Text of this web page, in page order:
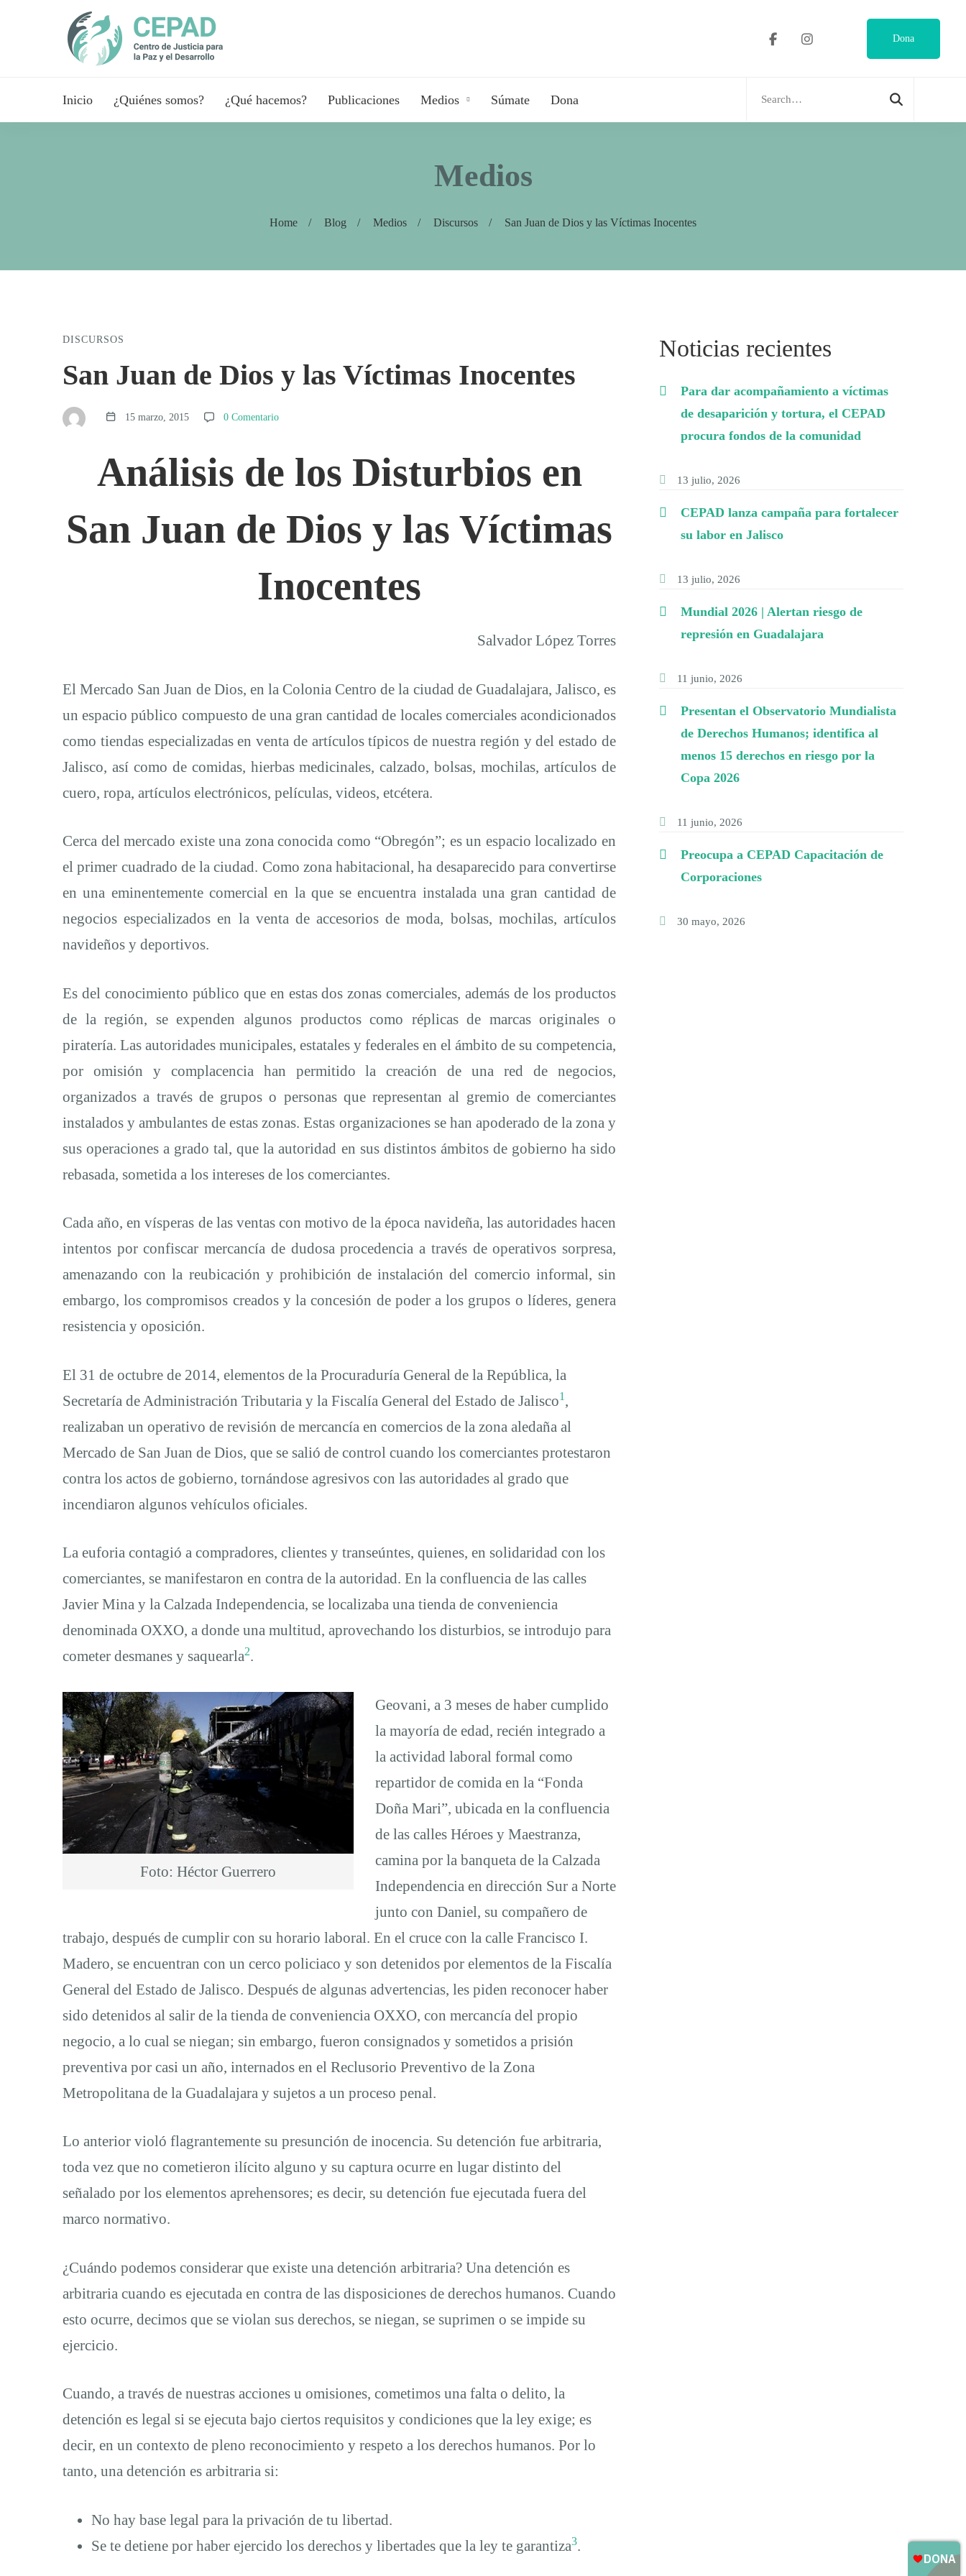
Dona
Inicio ¿Quiénes somos? ¿Qué hacemos? Publicaciones Medios Súmate Dona
Medios
Home Blog Medios Discursos San Juan de Dios y las Víctimas Inocentes
San
Juan
y
Inocentes
DISCURSOS
San Juan de Dios y las Víctimas Inocentes
15 marzo, 2015 0 Comentario
Análisis de los Disturbios en
San Juan de Dios y las Víctimas
Inocentes
Salvador López Torres
El Mercado San Juan de Dios, en la Colonia Centro de la ciudad de Guadalajara, Jalisco, es
un espacio público compuesto de una gran cantidad de locales comerciales acondicionados
como tiendas especializadas en venta de artículos típicos de nuestra región y del estado de
Jalisco, así como de comidas, hierbas medicinales, calzado, bolsas, mochilas, artículos de
cuero, ropa, artículos electrónicos, películas, videos, etcétera.
Cerca del mercado existe una zona conocida como “Obregón”; es un espacio localizado en
el primer cuadrado de la ciudad. Como zona habitacional, ha desaparecido para convertirse
en una eminentemente comercial en la que se encuentra instalada una gran cantidad de
negocios especializados en la venta de accesorios de moda, bolsas, mochilas, artículos
navideños y deportivos.
Es del conocimiento público que en estas dos zonas comerciales, además de los productos
de la región, se expenden algunos productos como réplicas de marcas originales o
piratería. Las autoridades municipales, estatales y federales en el ámbito de su competencia,
por omisión y complacencia han permitido la creación de una red de negocios,
organizados a través de grupos o personas que representan al gremio de comerciantes
instalados y ambulantes de estas zonas. Estas organizaciones se han apoderado de la zona y
sus operaciones a grado tal, que la autoridad en sus distintos ámbitos de gobierno ha sido
rebasada, sometida a los intereses de los comerciantes.
Cada año, en vísperas de las ventas con motivo de la época navideña, las autoridades hacen
intentos por confiscar mercancía de dudosa procedencia a través de operativos sorpresa,
amenazando con la reubicación y prohibición de instalación del comercio informal, sin
embargo, los compromisos creados y la concesión de poder a los grupos o líderes, genera
resistencia y oposición.
El 31 de octubre de 2014, elementos de la Procuraduría General de la República, la
Secretaría de Administración Tributaria y la Fiscalía General del Estado de Jalisco1 ,
realizaban un operativo de revisión de mercancía en comercios de la zona aledaña al
Mercado de San Juan de Dios, que se salió de control cuando los comerciantes protestaron
contra los actos de gobierno, tornándose agresivos con las autoridades al grado que
incendiaron algunos vehículos oficiales.
La euforia contagió a compradores, clientes y transeúntes, quienes, en solidaridad con los
comerciantes, se manifestaron en contra de la autoridad. En la confluencia de las calles
Javier Mina y la Calzada Independencia, se localizaba una tienda de conveniencia
denominada OXXO, a donde una multitud, aprovechando los disturbios, se introdujo para
cometer desmanes y saquearla2.
Foto: Héctor Guerrero
Geovani, a 3 meses de haber cumplido
la mayoría de edad, recién integrado a
la actividad laboral formal como
repartidor de comida en la “Fonda
Doña Mari”, ubicada en la confluencia
de las calles Héroes y Maestranza,
camina por la banqueta de la Calzada
Independencia en dirección Sur a Norte
junto con Daniel, su compañero de
trabajo, después de cumplir con su horario laboral. En el cruce con la calle Francisco I.
Madero, se encuentran con un cerco policiaco y son detenidos por elementos de la Fiscalía
General del Estado de Jalisco. Después de algunas advertencias, les piden reconocer haber
sido detenidos al salir de la tienda de conveniencia OXXO, con mercancía del propio
negocio, a lo cual se niegan; sin embargo, fueron consignados y sometidos a prisión
preventiva por casi un año, internados en el Reclusorio Preventivo de la Zona
Metropolitana de la Guadalajara y sujetos a un proceso penal.
Lo anterior violó flagrantemente su presunción de inocencia. Su detención fue arbitraria,
toda vez que no cometieron ilícito alguno y su captura ocurre en lugar distinto del
señalado por los elementos aprehensores; es decir, su detención fue ejecutada fuera del
marco normativo.
¿Cuándo podemos considerar que existe una detención arbitraria? Una detención es
arbitraria cuando es ejecutada en contra de las disposiciones de derechos humanos. Cuando
esto ocurre, decimos que se violan sus derechos, se niegan, se suprimen o se impide su
ejercicio.
Cuando, a través de nuestras acciones u omisiones, cometimos una falta o delito, la
detención es legal si se ejecuta bajo ciertos requisitos y condiciones que la ley exige; es
decir, en un contexto de pleno reconocimiento y respeto a los derechos humanos. Por lo
tanto, una detención es arbitraria si:
No hay base legal para la privación de tu libertad.
Se te detiene por haber ejercido los derechos y libertades que la ley te garantiza3.
Noticias recientes
Para dar acompañamiento a víctimas
de desaparición y tortura, el CEPAD
procura fondos de la comunidad
13 julio, 2026
CEPAD lanza campaña para fortalecer
su labor en Jalisco
13 julio, 2026
Mundial 2026 | Alertan riesgo de
represión en Guadalajara
11 junio, 2026
Presentan el Observatorio Mundialista
de Derechos Humanos; identifica al
menos 15 derechos en riesgo por la
Copa 2026
11 junio, 2026
Preocupa a CEPAD Capacitación de
Corporaciones
30 mayo, 2026